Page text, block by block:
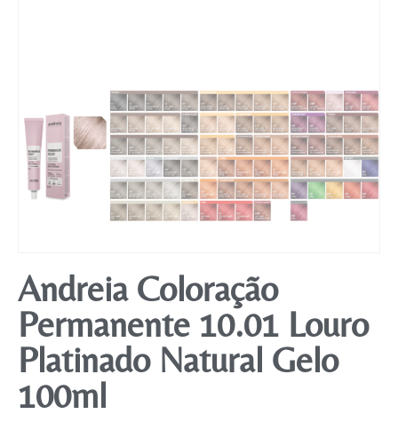
Andreia Coloração
Permanente 10.01 Louro
Platinado Natural Gelo
100ml